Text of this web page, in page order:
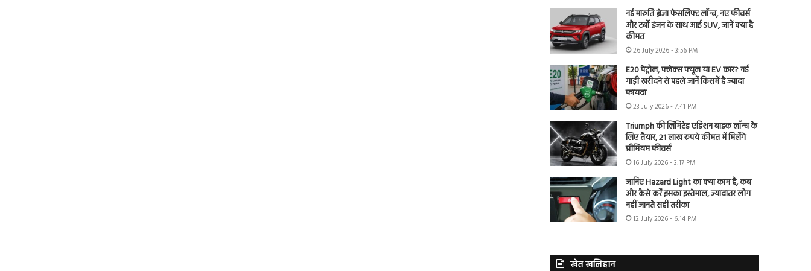
नई मारुति ब्रेजा फेसलिफ्ट लॉन्च, नए फीचर्स
और टर्बो इंजन के साथ आई SUV, जानें क्या है
कीमत
26 July 2026 - 3:56 PM
E20 पेट्रोल, फ्लेक्स फ्यूल या EV कार? नई
गाड़ी खरीदने से पहले जानें किसमें है ज्यादा
फायदा
23 July 2026 - 7:41 PM
Triumph की लिमिटेड एडिशन बाइक लॉन्च के
लिए तैयार, 21 लाख रुपये कीमत में मिलेंगे
प्रीमियम फीचर्स
16 July 2026 - 3:17 PM
जानिए Hazard Light का क्या काम है, कब
और कैसे करें इसका इस्तेमाल, ज्यादातर लोग
नहीं जानते सही तरीका
12 July 2026 - 6:14 PM
खेत खलिहान